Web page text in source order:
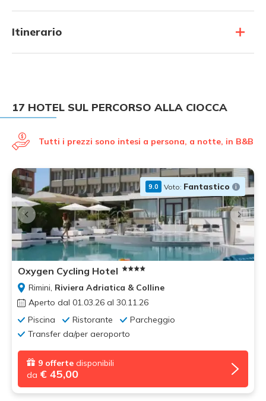
Itinerario
17 HOTEL SUL PERCORSO ALLA CIOCCA
Tutti i prezzi sono intesi a persona, a notte, in B&B
9.0 Voto: Fantastico
Oxygen Cycling Hotel
Rimini, Riviera Adriatica & Colline
Aperto dal 01.03.26 al 30.11.26
Piscina
Ristorante
Parcheggio
Transfer da/per aeroporto
9 offerte disponibili
da € 45,00